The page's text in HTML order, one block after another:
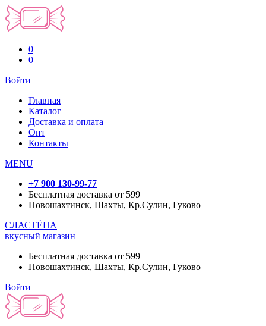
0
0
Войти
Главная
Каталог
Доставка и оплата
Опт
Контакты
MENU
+7 900 130-99-77
Бесплатная доставка от 599
Новошахтинск, Шахты, Кр.Сулин, Гуково
СЛАСТЁНА
вкусный магазин
Бесплатная доставка от 599
Новошахтинск, Шахты, Кр.Сулин, Гуково
Войти